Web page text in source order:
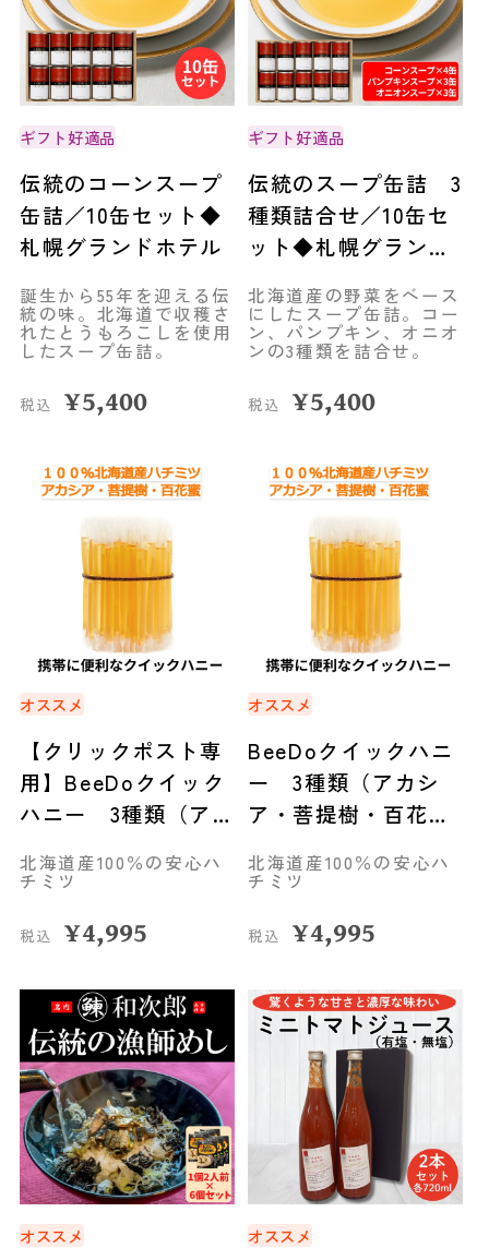
ギフト好適品
伝統のコーンスープ
缶詰／10缶セット◆
札幌グランドホテル
誕生から55年を迎える伝
統の味。北海道で収穫さ
れたとうもろこしを使用
したスープ缶詰。
税込 ¥5,400
ギフト好適品
伝統のスープ缶詰 3
種類詰合せ／10缶セ
ット◆札幌グランド
北海道産の野菜をベース
にしたスープ缶詰。コー
ン、パンプキン、オニオ
ンの3種類を詰合せ。
税込 ¥5,400
オススメ
【クリックポスト専
用】BeeDoクイック
ハニー 3種類（アカ
蜜）セット◆旭川市
北海道産100％の安心ハ
チミツ
税込 ¥4,995
オススメ
BeeDoクイックハニ
ー 3種類（アカシ
ア・菩提樹・百花
北海道産100％の安心ハ
チミツ
税込 ¥4,995
オススメ オススメ